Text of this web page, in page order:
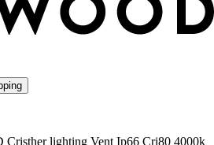
Cristher lighting Vent Ip66 Cri80 4000k